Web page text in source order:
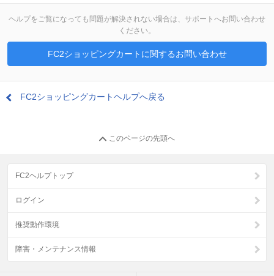
ヘルプをご覧になっても問題が解決されない場合は、サポートへお問い合わせ
ください。
FC2ショッピングカートに関するお問い合わせ
FC2ショッピングカートヘルプへ戻る
このページの先頭へ
FC2ヘルプトップ
ログイン
推奨動作環境
障害・メンテナンス情報